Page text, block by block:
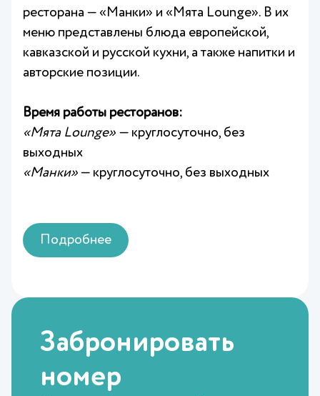
ресторана — «Манки» и «Мята Lounge». В их
меню представлены блюда европейской,
кавказской и русской кухни, а также напитки и
авторские позиции.
Время работы ресторанов:
«Мята Lounge» — круглосуточно, без
выходных
«Манки» — круглосуточно, без выходных
Подробнее
Забронировать
номер